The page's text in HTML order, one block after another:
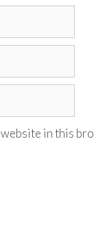
website in this